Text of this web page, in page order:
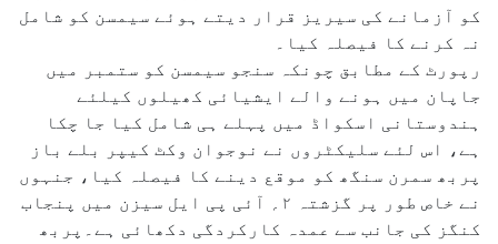
کو آزمانے کی سیریز قرار دیتے ہوئے سیمسن کو شامل
نہ کرنے کا فیصلہ کیا۔
رپورٹ کے مطابق چونکہ سنجو سیمسن کو ستمبر میں
جاپان میں ہونے والے ایشیائی کھیلوں کیلئے
ہندوستانی اسکواڈ میں پہلے ہی شامل کیا جا چکا
ہے، اس لئے سلیکٹروں نے نوجوان وکٹ کیپر بلے باز
پربھ سمرن سنگھ کو موقع دینے کا فیصلہ کیا، جنہوں
نے خاص طور پر گزشتہ ۲؍ آئی پی ایل سیزن میں پنجاب
کنگز کی جانب سے عمدہ کارکردگی دکھائی ہے۔پربھ